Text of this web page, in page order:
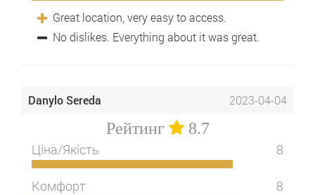
Great location, very easy to access.
No dislikes. Everything about it was great.
Danylo Sereda 2023-04-04
Рейтинг 8.7
Ціна/Якість 8
Комфорт 8